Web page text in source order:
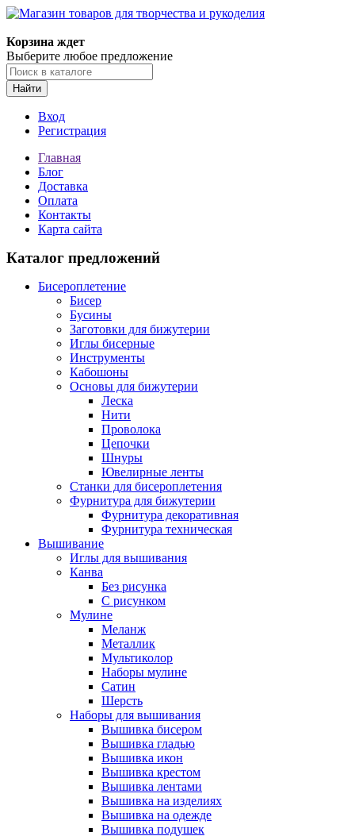
Корзина ждет
Выберите любое предложение
Найти
Вход
Регистрация
Главная
Блог
Доставка
Оплата
Контакты
Карта сайта
Каталог предложений
Бисероплетение
Бисер
Бусины
Заготовки для бижутерии
Иглы бисерные
Инструменты
Кабошоны
Основы для бижутерии
Леска
Нити
Проволока
Цепочки
Шнуры
Ювелирные ленты
Станки для бисероплетения
Фурнитура для бижутерии
Фурнитура декоративная
Фурнитура техническая
Вышивание
Иглы для вышивания
Канва
Без рисунка
С рисунком
Мулине
Меланж
Металлик
Мультиколор
Наборы мулине
Сатин
Шерсть
Наборы для вышивания
Вышивка бисером
Вышивка гладью
Вышивка икон
Вышивка крестом
Вышивка лентами
Вышивка на изделиях
Вышивка на одежде
Вышивка подушек